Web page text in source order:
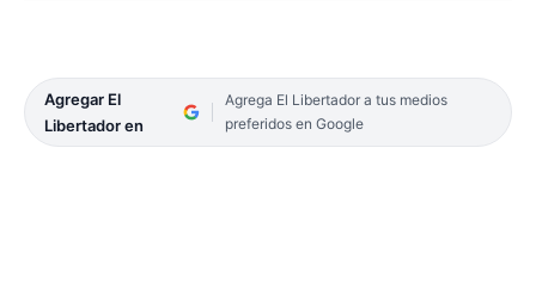
Agregar El
Libertador en
Agrega El Libertador a tus medios
preferidos en Google